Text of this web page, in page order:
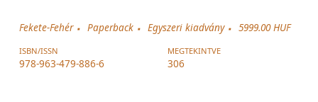
Fekete-Fehér Paperback Egyszeri kiadvány 5999.00 HUF
ISBN/ISSN
978-963-479-886-6
MEGTEKINTVE
306